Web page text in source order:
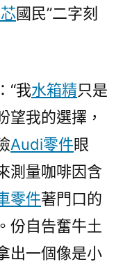
國民”二字刻
“我水箱精只是
望我的選擇，
Audi零件眼
測量咖啡因含
零件著門口的
份自告奮牛土
出一個像是小